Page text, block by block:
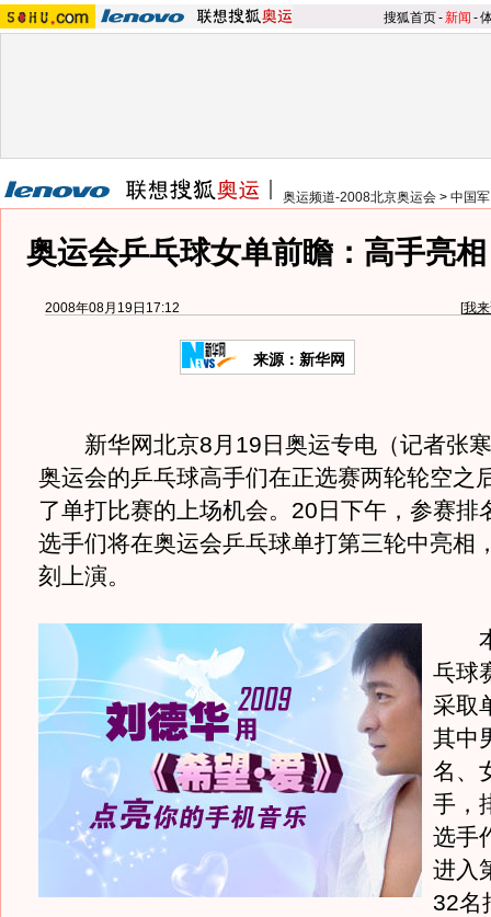
搜狐首页-新闻 -
奥运频道-2008北京奥运会 > 中国
奥运会乒乓球女单前瞻：高手亮
2008年08月19日17:12 [我
来源：新华网
新华网北京8月19日奥运专电（记者张寒
奥运会的乒乓球高手们在正选赛两轮轮空之
了单打比赛的上场机会。20日下午，参赛排
选手们将在奥运会乒乓球单打第三轮中亮相
刻上演。
本
乓球
采取
其中
名、
手，
选手
进入
32名